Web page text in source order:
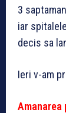
3
iar
decis sa
Ieri v-am
Amanarea